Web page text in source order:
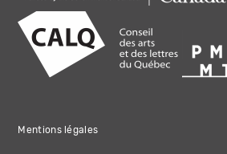
Mentions légales